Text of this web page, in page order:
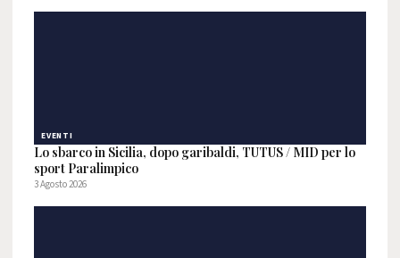
EVENTI
Lo sbarco in Sicilia, dopo garibaldi, TUTUS / MID per lo
sport Paralimpico
3 Agosto 2026